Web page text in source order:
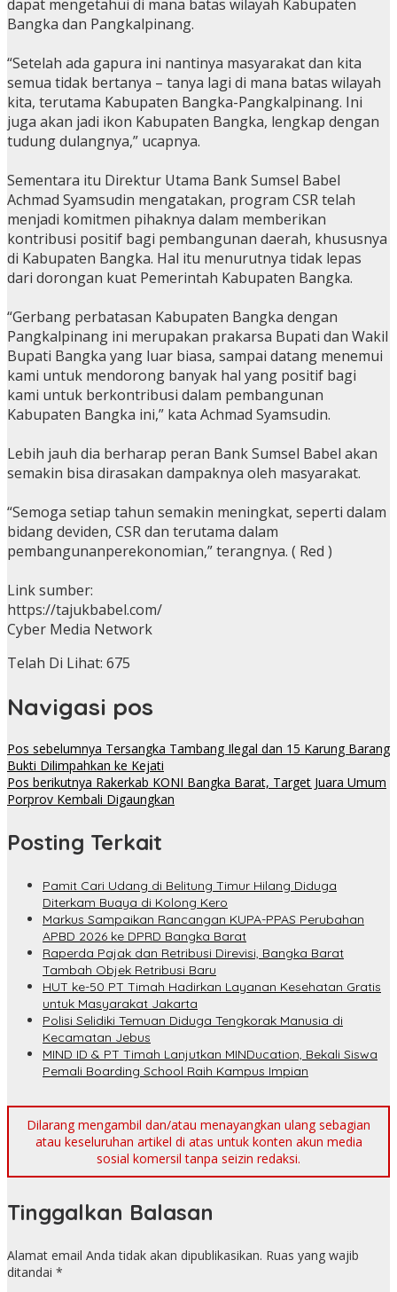
dapat mengetahui di mana batas wilayah Kabupaten
Bangka dan Pangkalpinang.
“Setelah ada gapura ini nantinya masyarakat dan kita
semua tidak bertanya – tanya lagi di mana batas wilayah
kita, terutama Kabupaten Bangka-Pangkalpinang. Ini
juga akan jadi ikon Kabupaten Bangka, lengkap dengan
tudung dulangnya,” ucapnya.
Sementara itu Direktur Utama Bank Sumsel Babel
Achmad Syamsudin mengatakan, program CSR telah
menjadi komitmen pihaknya dalam memberikan
kontribusi positif bagi pembangunan daerah, khususnya
di Kabupaten Bangka. Hal itu menurutnya tidak lepas
dari dorongan kuat Pemerintah Kabupaten Bangka.
“Gerbang perbatasan Kabupaten Bangka dengan
Pangkalpinang ini merupakan prakarsa Bupati dan Wakil
Bupati Bangka yang luar biasa, sampai datang menemui
kami untuk mendorong banyak hal yang positif bagi
kami untuk berkontribusi dalam pembangunan
Kabupaten Bangka ini,” kata Achmad Syamsudin.
Lebih jauh dia berharap peran Bank Sumsel Babel akan
semakin bisa dirasakan dampaknya oleh masyarakat.
“Semoga setiap tahun semakin meningkat, seperti dalam
bidang deviden, CSR dan terutama dalam
pembangunanperekonomian,” terangnya. ( Red )
Link sumber:
https://tajukbabel.com/
Cyber Media Network
Telah Di Lihat: 675
Navigasi pos
Pos sebelumnya Tersangka Tambang Ilegal dan 15 Karung Barang
Bukti Dilimpahkan ke Kejati
Pos berikutnya Rakerkab KONI Bangka Barat, Target Juara Umum
Porprov Kembali Digaungkan
Posting Terkait
Pamit Cari Udang di Belitung Timur Hilang Diduga
Diterkam Buaya di Kolong Kero
Markus Sampaikan Rancangan KUPA-PPAS Perubahan
APBD 2026 ke DPRD Bangka Barat
Raperda Pajak dan Retribusi Direvisi, Bangka Barat
Tambah Objek Retribusi Baru
HUT ke-50 PT Timah Hadirkan Layanan Kesehatan Gratis
untuk Masyarakat Jakarta
Polisi Selidiki Temuan Diduga Tengkorak Manusia di
Kecamatan Jebus
MIND ID & PT Timah Lanjutkan MINDucation, Bekali Siswa
Pemali Boarding School Raih Kampus Impian
Dilarang mengambil dan/atau menayangkan ulang sebagian
atau keseluruhan artikel di atas untuk konten akun media
sosial komersil tanpa seizin redaksi.
Tinggalkan Balasan
Alamat email Anda tidak akan dipublikasikan. Ruas yang wajib
ditandai *